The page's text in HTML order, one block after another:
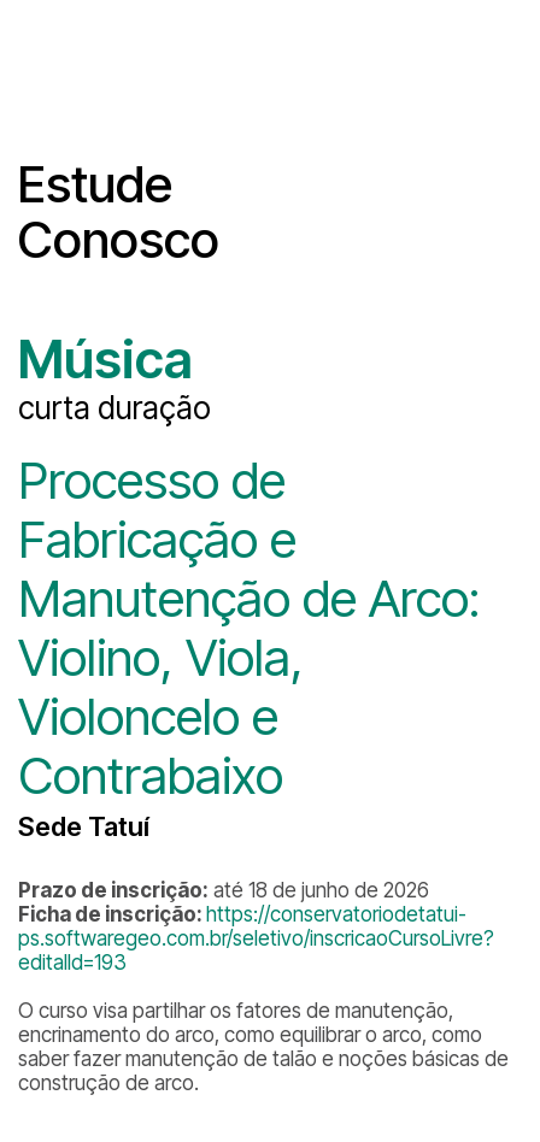
Estude
Conosco
Música
curta duração
Processo de
Fabricação e
Manutenção de Arco:
Violino, Viola,
Violoncelo e
Contrabaixo
Sede Tatuí
Prazo de inscrição: até 18 de junho de 2026
Ficha de inscrição: https://conservatoriodetatui-
ps.softwaregeo.com.br/seletivo/inscricaoCursoLivre?
editalId=193
O curso visa partilhar os fatores de manutenção,
encrinamento do arco, como equilibrar o arco, como
saber fazer manutenção de talão e noções básicas de
construção de arco.